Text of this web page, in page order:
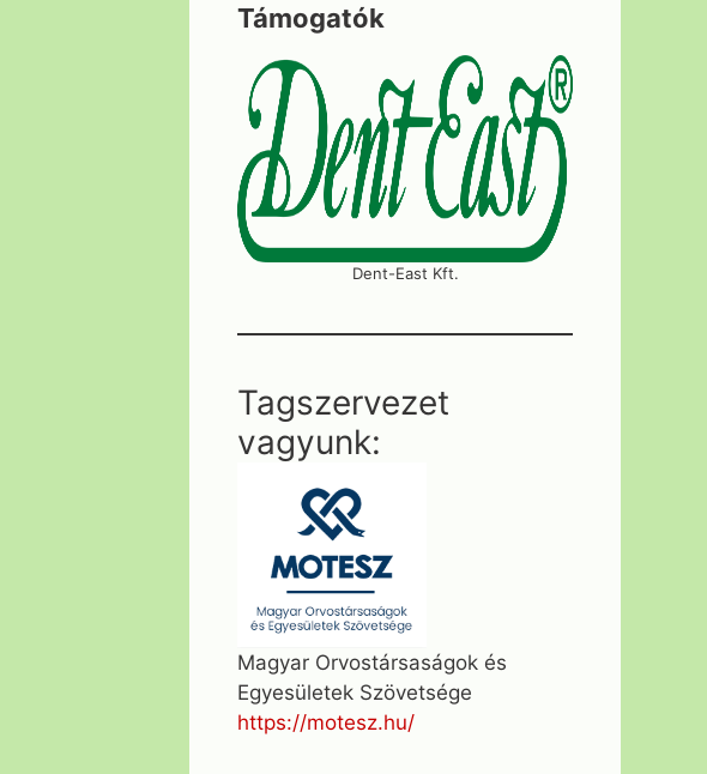
Támogatók
Dent-East Kft.
Tagszervezet
vagyunk:
Magyar Orvostársaságok és
Egyesületek Szövetsége
https://motesz.hu/